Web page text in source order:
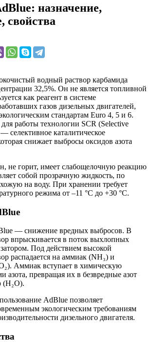
назначение,
свойства
водный раствор карбамида
32,5%. Он не является топливной
как реагент в системе
газов дизельных двигателей,
стандартам Euro 4, 5 и 6.
работы технологии SCR (Selective
селективное каталитическое
снижает выбросы оксидов азота
не горит, имеет слабощелочную реакцию
собой прозрачную жидкость, по
на воду. При хранении требует
режима от –11 °C до +30 °C.
— снижение вредных выбросов. В
впрыскивается в поток выхлопных
Под действием высокой
распадается на аммиак (NH₃) и
Аммиак вступает в химическую
азота, превращая их в безвредные азот
(H₂O).
AdBlue позволяет
экологическим требованиям
дизельного двигателя.